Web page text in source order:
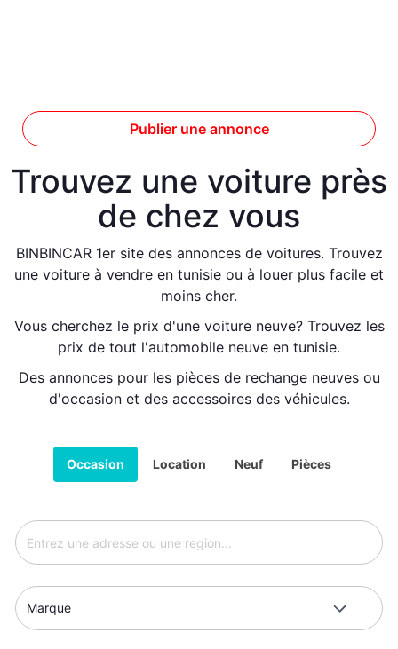
Publier une annonce
Trouvez une voiture près
de chez vous
BINBINCAR 1er site des annonces de voitures. Trouvez
une voiture à vendre en tunisie ou à louer plus facile et
moins cher.
Vous cherchez le prix d'une voiture neuve? Trouvez les
prix de tout l'automobile neuve en tunisie.
Des annonces pour les pièces de rechange neuves ou
d'occasion et des accessoires des véhicules.
Occasion Location Neuf Pièces